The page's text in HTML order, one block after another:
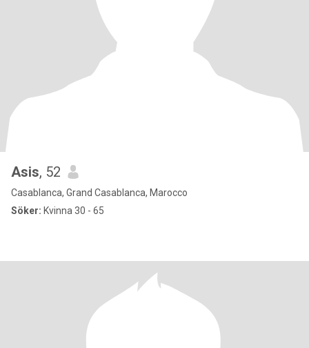
Asis, 52
Casablanca, Grand Casablanca, Marocco
Söker: Kvinna 30 - 65